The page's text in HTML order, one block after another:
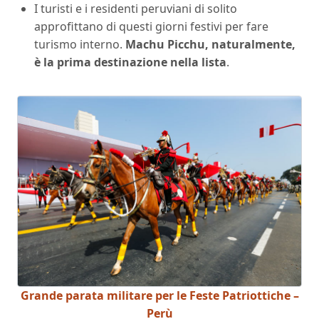
I turisti e i residenti peruviani di solito
approfittano di questi giorni festivi per fare
turismo interno. Machu Picchu, naturalmente,
è la prima destinazione nella lista.
Grande parata militare per le Feste Patriottiche –
Perù